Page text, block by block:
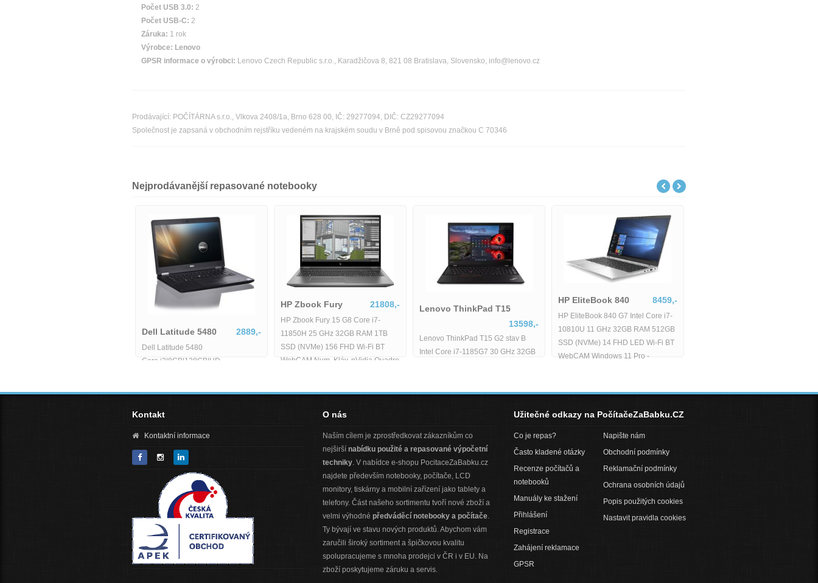
Počet USB 3.0: 2
Počet USB-C: 2
Záruka: 1 rok
Výrobce: Lenovo
GPSR informace o výrobci: Lenovo Czech Republic s.r.o., Karadžičova 8, 821 08 Bratislava, Slovensko, info@lenovo.cz
Prodávající: POČÍTÁRNA s.r.o., Vlkova 2408/1a, Brno 628 00, IČ: 29277094, DIČ: CZ29277094
Společnost je zapsaná v obchodním rejstříku vedeném na krajském soudu v Brně pod spisovou značkou C 70346
Nejprodávanější repasované notebooky
Dell Latitude 5480 2889,-
Dell Latitude 5480
Core i3|8GB|128GB|HD
HP Zbook Fury 21808,-
HP Zbook Fury 15 G8 Core i7-
11850H 25 GHz 32GB RAM 1TB
SSD (NVMe) 156 FHD Wi-Fi BT
WebCAM Num. Kláv. nVidia Quadro
Lenovo ThinkPad T15
13598,-
Lenovo ThinkPad T15 G2 stav B
Intel Core i7-1185G7 30 GHz 32GB
HP EliteBook 840 8459,-
HP EliteBook 840 G7 Intel Core i7-
10810U 11 GHz 32GB RAM 512GB
SSD (NVMe) 14 FHD LED Wi-Fi BT
WebCAM Windows 11 Pro -
Kontakt
Kontaktní informace
O nás
Naším cílem je zprostředkovat zákazníkům co
nejširšínabídku použité a repasované výpočetní
techniky. V nabídce e-shopu PocitaceZaBabku.cz
najdete především notebooky, počítače, LCD
monitory, tiskárny a mobilní zařízení jako tablety a
telefony. Část našeho sortimentu tvoří nové zboží a
velmi výhodnépředváděcí notebooky a počítače.
Ty bývají ve stavu nových produktů. Abychom vám
zaručili široký sortiment a špičkovou kvalitu
spolupracujeme s mnoha prodejci v ČR i v EU. Na
zboží poskytujeme záruku a servis.
Užitečné odkazy na PočítačeZaBabku.CZ
Co je repas?
Často kladené otázky
Recenze počítačů a
notebooků
Manuály ke stažení
Přihlášení
Registrace
Zahájení reklamace
GPSR
Napište nám
Obchodní podmínky
Reklamační podmínky
Ochrana osobních údajů
Popis použitých cookies
Nastavit pravidla cookies